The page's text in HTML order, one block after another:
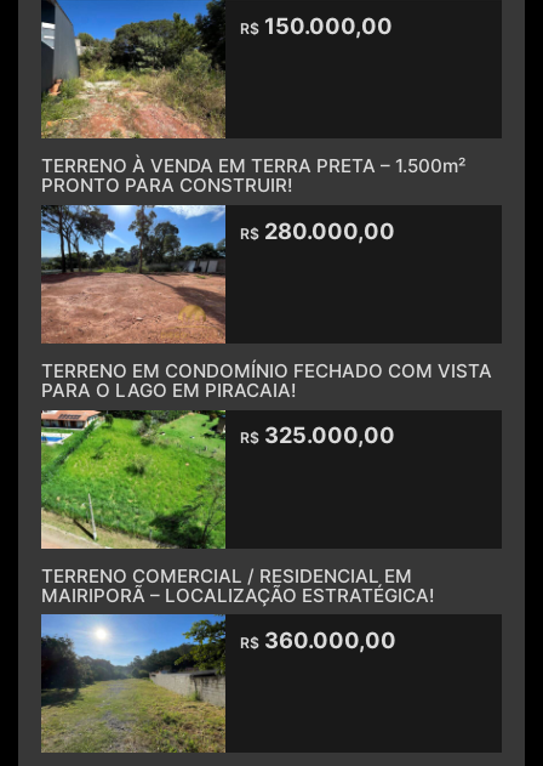
R$ 150.000,00
TERRENO À VENDA EM TERRA PRETA – 1.500m²
PRONTO PARA CONSTRUIR!
R$ 280.000,00
TERRENO EM CONDOMÍNIO FECHADO COM VISTA
PARA O LAGO EM PIRACAIA!
R$ 325.000,00
TERRENO COMERCIAL / RESIDENCIAL EM
MAIRIPORÃ – LOCALIZAÇÃO ESTRATÉGICA!
R$ 360.000,00